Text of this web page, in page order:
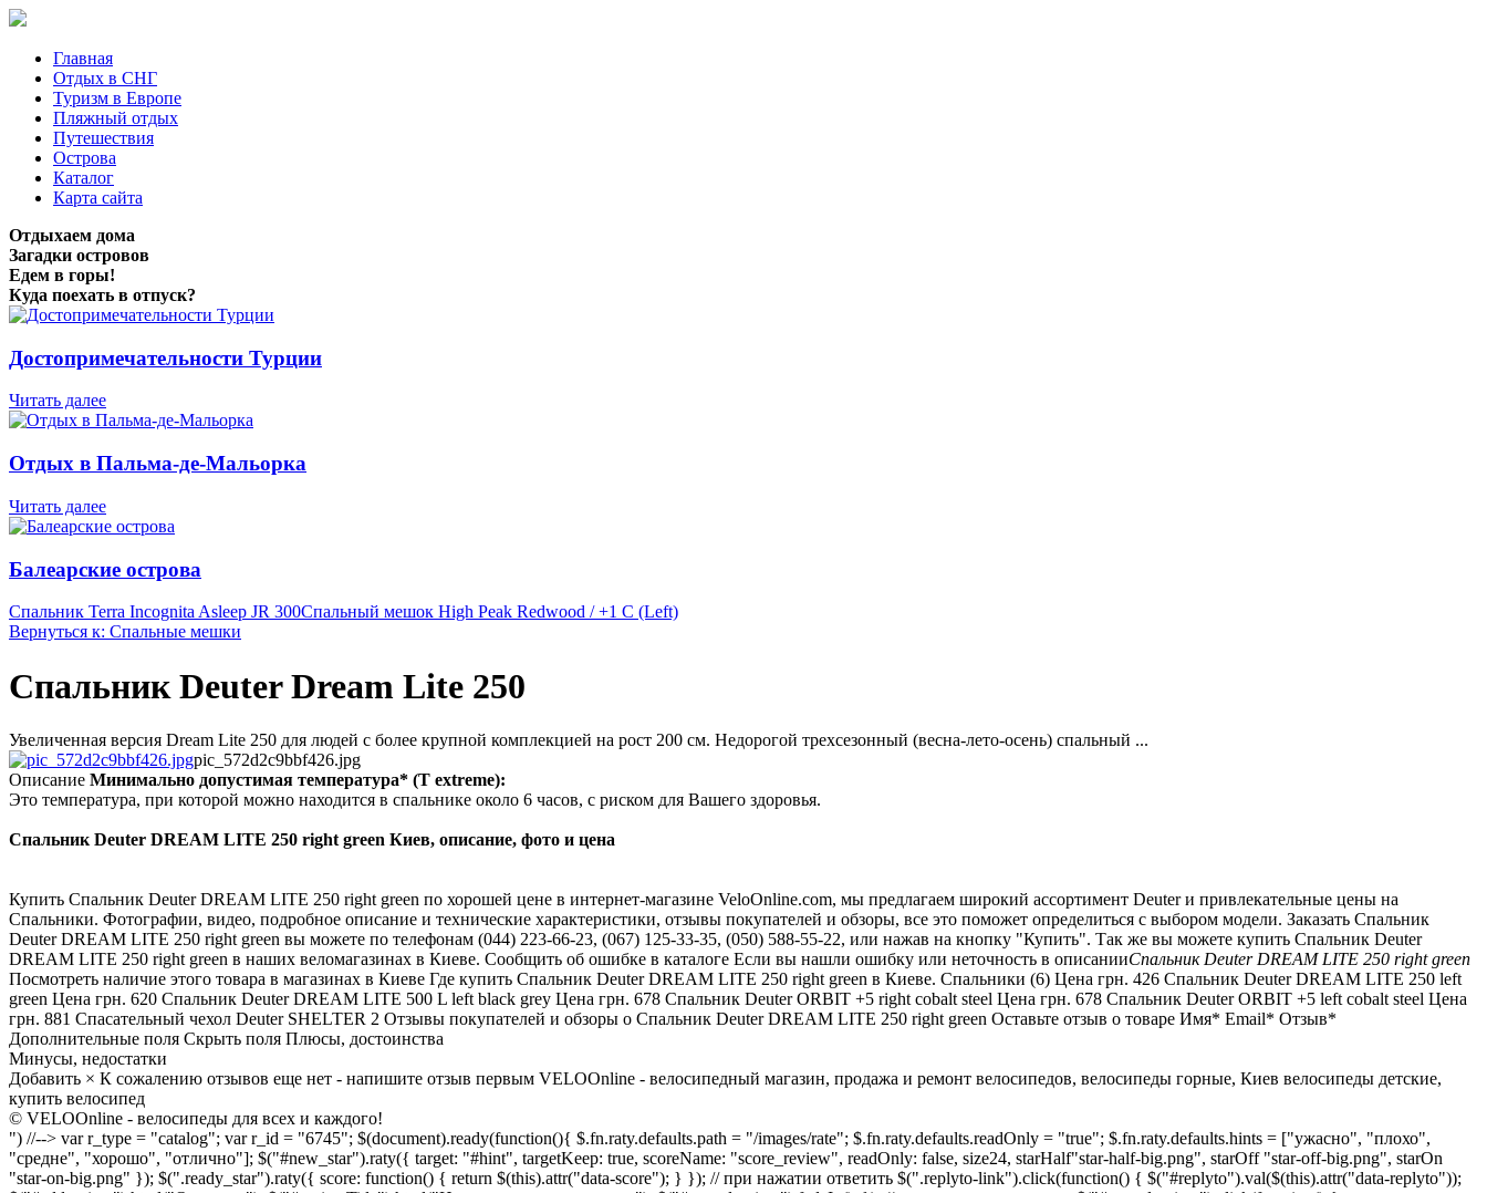
Главная
Отдых в СНГ
Туризм в Европе
Пляжный отдых
Путешествия
Острова
Каталог
Карта сайта
Отдыхаем дома
Загадки островов
Едем в горы!
Куда поехать в отпуск?
Достопримечательности Турции
Читать далее
Отдых в Пальма-де-Мальорка
Читать далее
Балеарские острова
Спальник Terra Incognita Asleep JR 300Спальный мешок High Peak Redwood / +1 C (Left)
Вернуться к: Спальные мешки
Спальник Deuter Dream Lite 250
Увеличенная версия Dream Lite 250 для людей с более крупной комплекцией на рост 200 см. Недорогой трехсезонный (весна-лето-осень) спальный ...
pic_572d2c9bbf426.jpg
Описание Минимально допустимая температура* (T extreme):
Это температура, при которой можно находится в спальнике около 6 часов, с риском для Вашего здоровья.
Спальник Deuter DREAM LITE 250 right green Киев, описание, фото и цена
Купить Спальник Deuter DREAM LITE 250 right green по хорошей цене в интернет-магазине VeloOnline.com, мы предлагаем широкий ассортимент Deuter и привлекательные цены на
Спальники. Фотографии, видео, подробное описание и технические характеристики, отзывы покупателей и обзоры, все это поможет определиться с выбором модели. Заказать Спальник
Deuter DREAM LITE 250 right green вы можете по телефонам (044) 223-66-23, (067) 125-33-35, (050) 588-55-22, или нажав на кнопку "Купить". Так же вы можете купить Спальник Deuter
DREAM LITE 250 right green в наших веломагазинах в Киеве. Сообщить об ошибке в каталоге Если вы нашли ошибку или неточность в описанииСпальник Deuter DREAM LITE 250 right green
Посмотреть наличие этого товара в магазинах в Киеве Где купить Спальник Deuter DREAM LITE 250 right green в Киеве. Спальники (6) Цена грн. 426 Спальник Deuter DREAM LITE 250 left
green Цена грн. 620 Спальник Deuter DREAM LITE 500 L left black grey Цена грн. 678 Спальник Deuter ORBIT +5 right cobalt steel Цена грн. 678 Спальник Deuter ORBIT +5 left cobalt steel Цена
грн. 881 Спасательный чехол Deuter SHELTER 2 Отзывы покупателей и обзоры о Спальник Deuter DREAM LITE 250 right green Оставьте отзыв о товаре Имя* Email* Отзыв*
Дополнительные поля Скрыть поля Плюсы, достоинства
Минусы, недостатки
Добавить × К сожалению отзывов еще нет - напишите отзыв первым VELOOnline - велосипедный магазин, продажа и ремонт велосипедов, велосипеды горные, Киев велосипеды детские,
купить велосипед
© VELOOnline - велосипеды для всех и каждого!
") //--> var r_type = "catalog"; var r_id = "6745"; $(document).ready(function(){ $.fn.raty.defaults.path = "/images/rate"; $.fn.raty.defaults.readOnly = "true"; $.fn.raty.defaults.hints = ["ужасно", "плохо",
"средне", "хорошо", "отлично"]; $("#new_star").raty({ target: "#hint", targetKeep: true, scoreName: "score_review", readOnly: false, size24, starHalf"star-half-big.png", starOff "star-off-big.png", starOn
"star-on-big.png" }); $(".ready_star").raty({ score: function() { return $(this).attr("data-score"); } }); // при нажатии ответить $(".replyto-link").click(function() { $("#replyto").val($(this).attr("data-replyto"));